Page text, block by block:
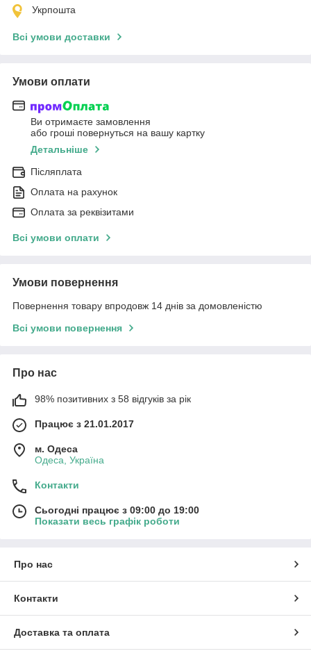
Укрпошта
Всі умови доставки
Умови оплати
Ви отримаєте замовлення
або гроші повернуться на вашу картку
Детальніше
Післяплата
Оплата на рахунок
Оплата за реквізитами
Всі умови оплати
Умови повернення
Повернення товару впродовж 14 днів за домовленістю
Всі умови повернення
Про нас
98% позитивних з 58 відгуків за рік
Працює з 21.01.2017
м. Одеса
Одеса, Україна
Контакти
Сьогодні працює з 09:00 до 19:00
Показати весь графік роботи
Про нас
Контакти
Доставка та оплата